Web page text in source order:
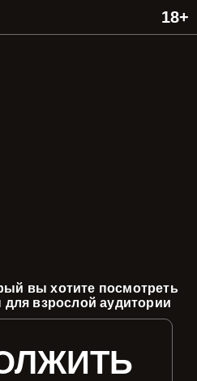
вы хотите посмотреть
взрослой аудитории